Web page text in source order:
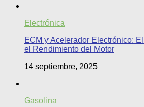
Electrónica
ECM y Acelerador Electrónico:
el Rendimiento del Motor
14 septiembre, 2025
Gasolina